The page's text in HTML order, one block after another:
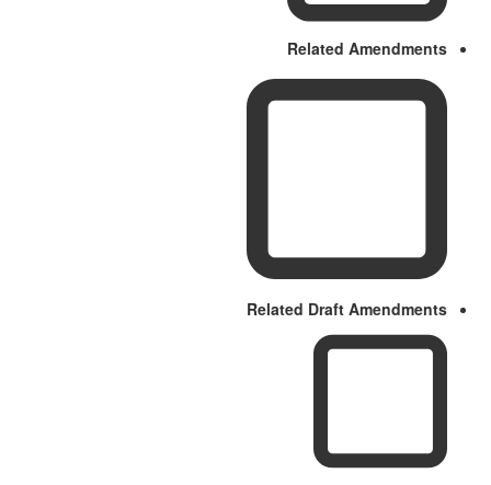
Related Amendments
Related Draft Amendments